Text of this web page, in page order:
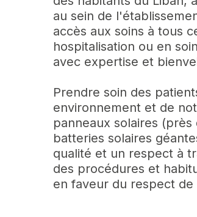
au sein de
accès aux soins à tous
hospitalisation ou en
avec expertise et
Prendre soin des
environnement et de
panneaux solaires
batteries solaires
qualité et un respect à
des procédures et
en faveur du respect